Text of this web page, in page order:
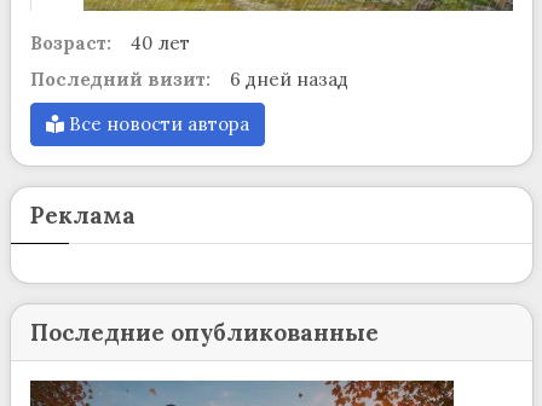
Возраст:
40 лет
Последний визит:
6 дней назад
Все новости автора
Реклама
Последние опубликованные